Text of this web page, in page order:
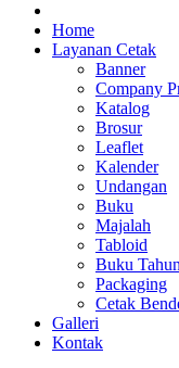
Goe Media Percetakan
0822-4439-5599 (Call/
invoice kartu nama
pernikahan murah online
Home
Layanan Cetak
Banner
Company
Katalog
Brosur
Leaflet
Kalender
Undangan
Buku
Majalah
Tabloid
Buku
Packaging
Cetak
Galleri
Kontak